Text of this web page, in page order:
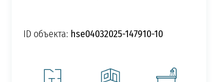
ID объекта: hse04032025-147910-10